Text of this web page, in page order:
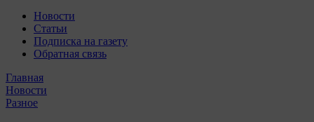
Новости
Статьи
Подписка на газету
Обратная связь
Главная
Новости
Разное